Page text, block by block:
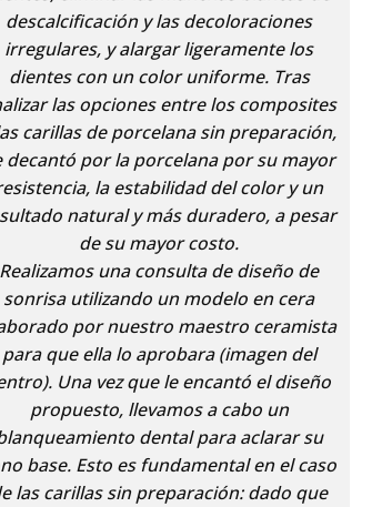
descalcificación y las decoloraciones
irregulares, y alargar ligeramente los
dientes con un color uniforme. Tras
las opciones entre los composites
carillas de porcelana sin preparación,
decantó por la porcelana por su mayor
la estabilidad del color y un
natural y más duradero, a pesar
de su mayor costo.
Realizamos una consulta de diseño de
sonrisa utilizando un modelo en cera
por nuestro maestro ceramista
para que ella lo aprobara (imagen del
Una vez que le encantó el diseño
propuesto, llevamos a cabo un
dental para aclarar su
base. Esto es fundamental en el caso
las carillas sin preparación: dado que